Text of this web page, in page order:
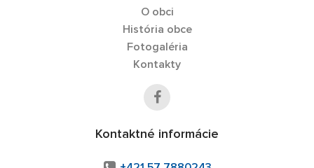
O obci
História obce
Fotogaléria
Kontakty
Kontaktné informácie